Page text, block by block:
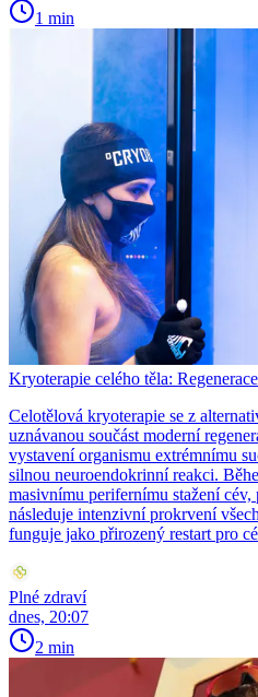
1 min
Kryoterapie celého těla:
Celotělová kryoterapie se z
uznávanou součást moderní
vystavení organismu extrémnímu
silnou neuroendokrinní reakci.
masivnímu perifernímu stažení
následuje intenzivní prokrvení
funguje jako přirozený restart pro
Plné zdraví
dnes, 20:07
2 min